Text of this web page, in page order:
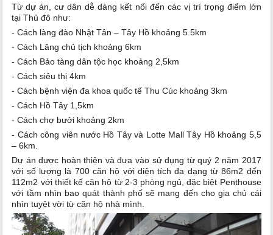
Từ dự án, cư dân dễ dàng kết nối đến các vị trí trọng điểm lớn
tại Thủ đô như:
- Cách làng đào Nhật Tân – Tây Hồ khoảng 5.5km
- Cách Lăng chủ tịch khoảng 6km
- Cách Bảo tàng dân tộc học khoảng 2,5km
- Cách siêu thị 4km
- Cách bệnh viện đa khoa quốc tế Thu Cúc khoảng 3km
- Cách Hồ Tây 1,5km
- Cách chợ bưởi khoảng 2km
- Cách công viên nước Hồ Tây và Lotte Mall Tây Hồ khoảng 5,5
– 6km.
Dự án được hoàn thiện và đưa vào sử dụng từ quý 2 năm 2017
với số lượng là 700 căn hộ với diện tích đa dạng từ 86m2 đến
112m2 với thiết kế căn hộ từ 2-3 phòng ngủ, đặc biệt Penthouse
với tầm nhìn bao quát thành phố sẽ mang đến cho gia chủ cái
nhìn tuyệt vời từ căn hộ nhà mình.